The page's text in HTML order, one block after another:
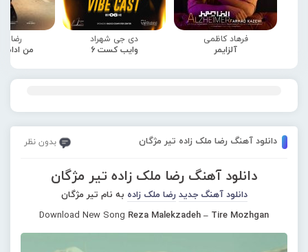
فرهاد کاظمی
آلزایمر
دی جی شهراد
وایب کست 6
رضا
من
دانلود آهنگ رضا ملک زاده تیر مژگان بدون نظر
دانلود آهنگ رضا ملک زاده تیر مژگان
دانلود آهنگ جدید رضا ملک زاده به نام تیر مژگان
Download New Song Reza Malekzadeh – Tire Mozhgan